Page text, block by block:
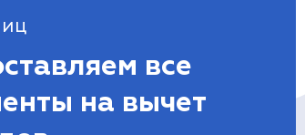
все
на вычет